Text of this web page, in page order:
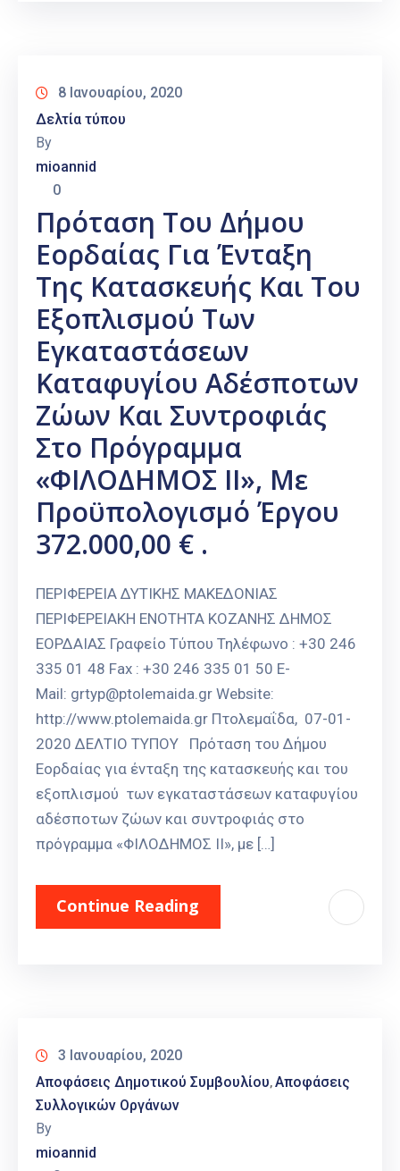
8 Ιανουαρίου, 2020
Δελτία τύπου
By
mioannid
0
Πρόταση Του Δήμου
Εορδαίας Για Ένταξη
Της Κατασκευής Και Του
Εξοπλισμού Των
Εγκαταστάσεων
Καταφυγίου Αδέσποτων
Ζώων Και Συντροφιάς
Στο Πρόγραμμα
«ΦΙΛΟΔΗΜΟΣ ΙΙ», Με
Προϋπολογισμό Έργου
372.000,00 € .
ΠΕΡΙΦΕΡΕΙΑ ΔΥΤΙΚΗΣ ΜΑΚΕΔΟΝΙΑΣ
ΠΕΡΙΦΕΡΕΙΑΚΗ ΕΝΟΤΗΤΑ ΚΟΖΑΝΗΣ ΔΗΜΟΣ
ΕΟΡΔΑΙΑΣ Γραφείο Τύπου Τηλέφωνο : +30 246
335 01 48 Fax : +30 246 335 01 50 E-
Mail: grtyp@ptolemaida.gr Website:
http://www.ptolemaida.gr Πτολεμαΐδα, 07-01-
2020 ΔΕΛΤΙΟ ΤΥΠΟΥ Πρόταση του Δήμου
Εορδαίας για ένταξη της κατασκευής και του
εξοπλισμού των εγκαταστάσεων καταφυγίου
αδέσποτων ζώων και συντροφιάς στο
πρόγραμμα «ΦΙΛΟΔΗΜΟΣ ΙΙ», με […]
Continue Reading
3 Ιανουαρίου, 2020
Αποφάσεις Δημοτικού Συμβουλίου‚Αποφάσεις
Συλλογικών Οργάνων
By
mioannid